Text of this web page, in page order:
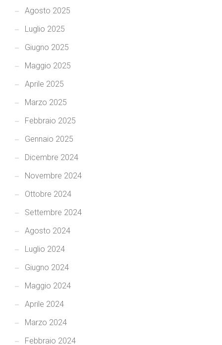
Agosto 2025
Luglio 2025
Giugno 2025
Maggio 2025
Aprile 2025
Marzo 2025
Febbraio 2025
Gennaio 2025
Dicembre 2024
Novembre 2024
Ottobre 2024
Settembre 2024
Agosto 2024
Luglio 2024
Giugno 2024
Maggio 2024
Aprile 2024
Marzo 2024
Febbraio 2024